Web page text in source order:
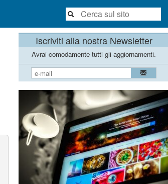
Iscriviti alla nostra Newsletter
Avrai comodamente tutti gli aggiornamenti.